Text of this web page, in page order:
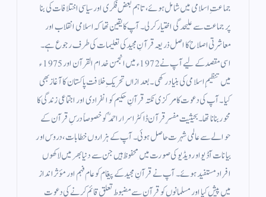
جماعتِ اسلامی میں شامل ہوئے، تاہم بعض فکری اور سیاسی اختلافات کی بنا
پر جماعت سے علیحدگی اختیار کر لی۔ آپ کا یقین تھا کہ اسلامی انقلاب اور
معاشرتی اصلاح کا اصل ذریعہ قرآنِ مجید کی تعلیمات کی طرف رجوع ہے۔
اسی مقصد کے لیے آپ نے 1972ء میں انجمن خدام القرآن اور 1975ء
میں تنظیمِ اسلامی کی بنیاد رکھی۔ بعد ازاں تحریکِ خلافت پاکستان کا آغاز بھی
کیا۔ آپ کی دعوت کا مرکزی نکتہ قرآنِ حکیم کو انفرادی اور اجتماعی زندگی کا
محور بنانا تھا۔ بحیثیت مفسرِ قرآن ڈاکٹر اسرار احمدؒ کو خصوصاً درسِ قرآن کے
حوالے سے عالمی شہرت حاصل ہوئی۔ آپ کے ہزاروں خطابات، دروس اور
بیانات آڈیو اور ویڈیو کی صورت میں محفوظ ہیں جن سے دنیا بھر میں لاکھوں
افراد مستفید ہوئے۔ آپ نے قرآنِ مجید کے پیغام کو عام فہم اور مؤثر انداز
میں پیش کیا اور مسلمانوں کو قرآن سے مضبوط تعلق قائم کرنے کی دعوت